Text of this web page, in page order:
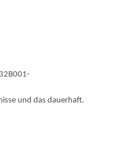
und das dauerhaft.